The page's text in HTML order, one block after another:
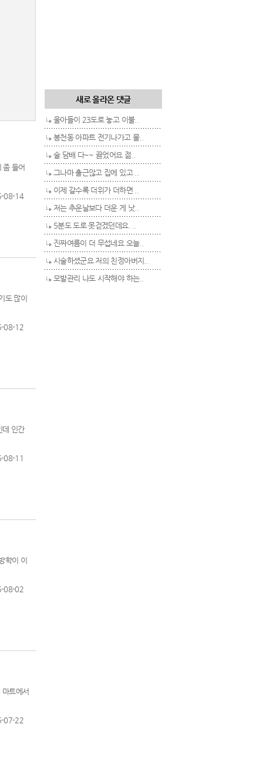
좀 들어
08-14
도 많이
08-12
데 인간
08-11
학이 이
08-02
트에서
07-22
새로 올라온 댓글
울아들이 23도로 놓고 이불..
봉천동 아파트 전기나가고 물..
술.담배 다~~ 끓었어요 젊..
그나마 출근않고 집에 있고 ..
이제 갈수록 더위가 더하면 ..
저는 추운날보다 더운 게 낫..
5분도 도로 못걷겠던데요. ..
진짜여름이 더 무섭네요 오늘..
시술하셨군요 저의 친정아버지..
모발관리 나도 시작해야 하는..